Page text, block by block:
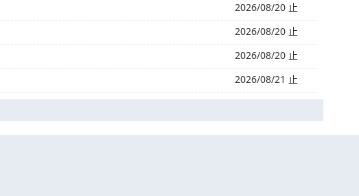
2026/08/20 止
2026/08/20 止
2026/08/20 止
2026/08/21 止